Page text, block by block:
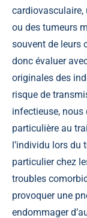
cardiovasculaire,
ou des tumeurs
souvent de leurs
donc évaluer
originales des
risque de
infectieuse, nous
particulière au
l’individu lors du
particulier chez
troubles
provoquer une
endommager